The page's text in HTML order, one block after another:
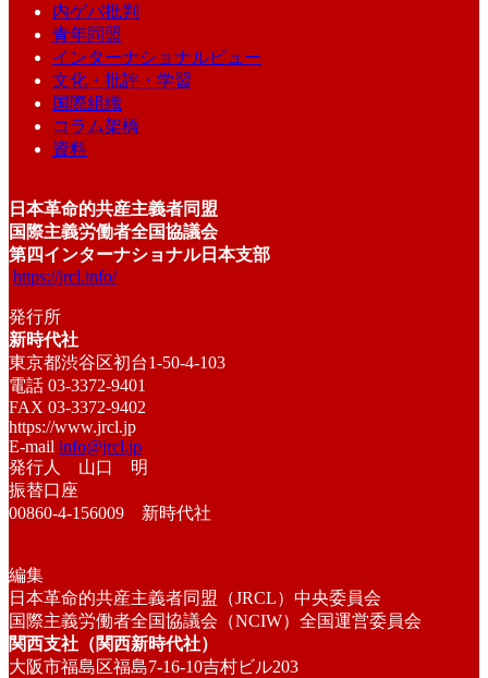
内ゲバ批判
青年同盟
インターナショナルビュー
文化・批評・学習
国際組織
コラム架橋
資料
日本革命的共産主義者同盟
国際主義労働者全国協議会
第四インターナショナル日本支部
https://jrcl.info/
発行所
新時代社
東京都渋谷区初台1-50-4-103
電話 03-3372-9401
FAX 03-3372-9402
https://www.jrcl.jp
E-mail info@jrcl.jp
発行人 山口 明
振替口座
00860-4-156009 新時代社
編集
日本革命的共産主義者同盟（JRCL）中央委員会
国際主義労働者全国協議会（NCIW）全国運営委員会
関西支社（関西新時代社）
大阪市福島区福島7-16-10吉村ビル203